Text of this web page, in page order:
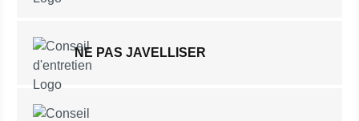
NE PAS JAVELLISER